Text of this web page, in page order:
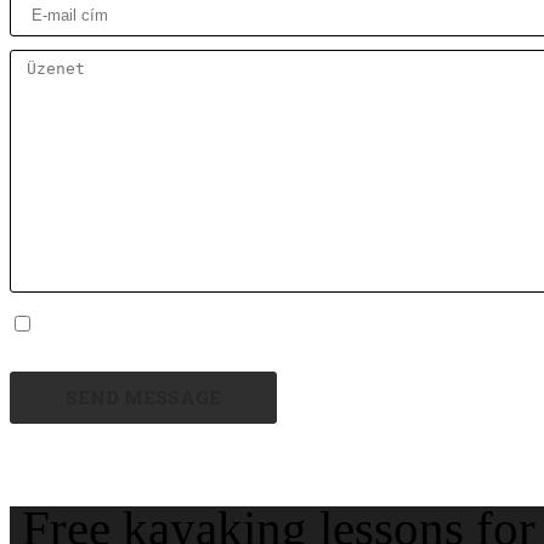
Free kayaking lessons